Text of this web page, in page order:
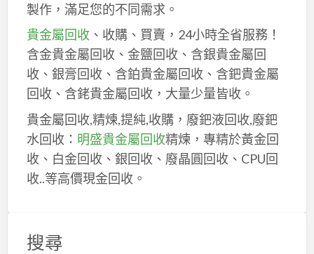
製作，滿足您的不同需求。
貴金屬回收、收購、買賣，24小時全省服務！
含金貴金屬回收、金鹽回收、含銀貴金屬回
收、銀膏回收、含鉑貴金屬回收、含鈀貴金屬
回收、含銠貴金屬回收，大量少量皆收。
貴金屬回收,精煉,提純,收購，廢鈀液回收,廢鈀
水回收： 明盛貴金屬回收精煉，專精於黃金回
收、白金回收、銀回收、廢晶圓回收、CPU回
收..等高價現金回收。
搜尋